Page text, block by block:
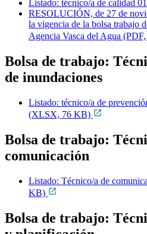
Listado: técnico/a de calidad
RESOLUCIÓN, de 27 de
la vigencia de la bolsa trabajo
Agencia Vasca del Agua
Bolsa de trabajo: T
de inundaciones
Listado: técnico/a de
(XLSX, 76 KB)
Bolsa de trabajo: T
comunicación
Listado: Técnico/a de
KB)
Bolsa de trabajo: